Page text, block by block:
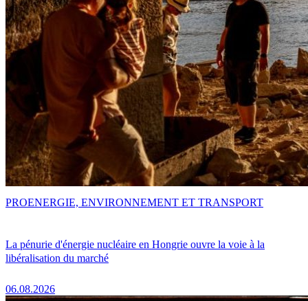
La pénurie d'énergie nucléaire en Hongrie ouvre la voie à la
libéralisation du marché
06.08.2026
PROENERGIE, ENVIRONNEMENT ET TRANSPORT